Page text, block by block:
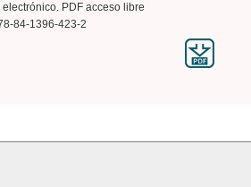
electrónico. PDF acceso libre
84-1396-423-2